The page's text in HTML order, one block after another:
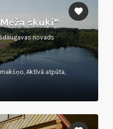
skuķi”
novads
Aktīvā atpūta,